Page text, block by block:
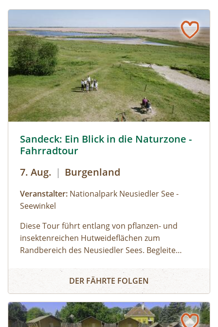
Sandeck: Ein Blick in die Naturzone -
Fahrradtour
7. Aug. | Burgenland
Veranstalter: Nationalpark Neusiedler See -
Seewinkel
Diese Tour führt entlang von pflanzen- und
insektenreichen Hutweideflächen zum
Randbereich des Neusiedler Sees. Begleite
Teilgebiete des Nationalparks. Je nach
Wasserstand entdeckst du im schlammigen
Seidenreiher und Löffler bei der Jagd nach
Fischen. Mit etwas Glück siehst du auch
Sandeck: Ein Blick in die Naturzone - Fahrradtour
DER FÄHRTE FOLGEN